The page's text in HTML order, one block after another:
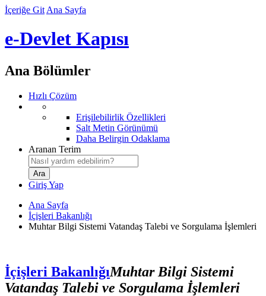
İçeriğe Git Ana Sayfa
e-Devlet Kapısı
Ana Bölümler
Hızlı Çözüm
Erişilebilirlik Özellikleri
Salt Metin Görünümü
Daha Belirgin Odaklama
Aranan Terim
Giriş Yap
Ana Sayfa
İçişleri Bakanlığı
Muhtar Bilgi Sistemi Vatandaş Talebi ve Sorgulama İşlemleri
İçişleri BakanlığıMuhtar Bilgi Sistemi
Vatandaş Talebi ve Sorgulama İşlemleri